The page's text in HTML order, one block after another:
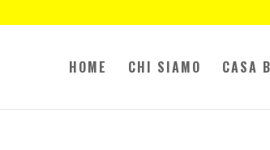
HOME CHI SIAMO CASA